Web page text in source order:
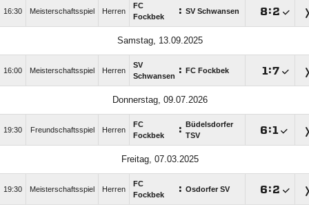
16:30 Meisterschaftsspiel Herren
FC
Fockbek
: SV Schwansen :
Samstag, 13.09.2025
16:00 Meisterschaftsspiel Herren
SV
Schwansen : FC Fockbek :
Donnerstag, 09.07.2026
19:30 Freundschaftsspiel Herren
FC
Fockbek
:
Büdelsdorfer
TSV
:
Freitag, 07.03.2025
19:30 Meisterschaftsspiel Herren
FC
Fockbek
: Osdorfer SV :